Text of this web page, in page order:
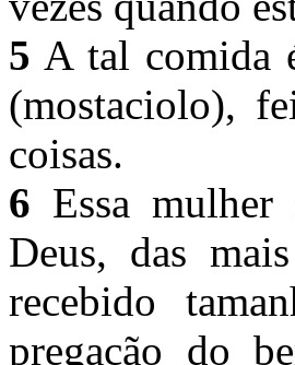
5 A tal comida
(mostaciolo),
coisas.
6 Essa
Deus, das
recebido
pregação do